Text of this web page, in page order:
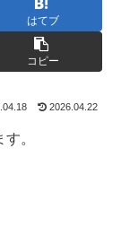
はてブ
コピー
2026.04.22
。